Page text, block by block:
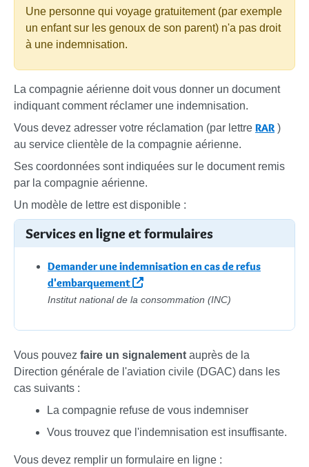
Une personne qui voyage gratuitement (par exemple
un enfant sur les genoux de son parent) n'a pas droit
à une indemnisation.
La compagnie aérienne doit vous donner un document
indiquant comment réclamer une indemnisation.
Vous devez adresser votre réclamation (par lettre RAR )
au service clientèle de la compagnie aérienne.
Ses coordonnées sont indiquées sur le document remis
par la compagnie aérienne.
Un modèle de lettre est disponible :
Services en ligne et formulaires
Demander une indemnisation en cas de refus
d'embarquement
Institut national de la consommation (INC)
Vous pouvez faire un signalement auprès de la
Direction générale de l'aviation civile (DGAC) dans les
cas suivants :
La compagnie refuse de vous indemniser
Vous trouvez que l'indemnisation est insuffisante.
Vous devez remplir un formulaire en ligne :